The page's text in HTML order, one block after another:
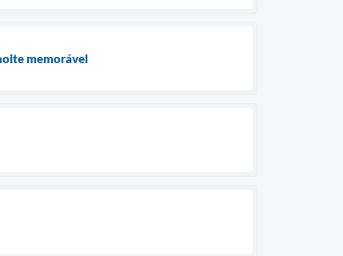
memorável